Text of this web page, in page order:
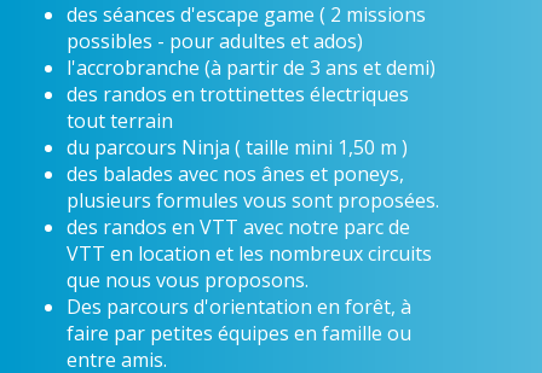
des séances d'escape game ( 2 missions
possibles - pour adultes et ados)
l'accrobranche (à partir de 3 ans et demi)
des randos en trottinettes électriques
tout terrain
du parcours Ninja ( taille mini 1,50 m )
des balades avec nos ânes et poneys,
plusieurs formules vous sont proposées.
des randos en VTT avec notre parc de
VTT en location et les nombreux circuits
que nous vous proposons.
Des parcours d'orientation en forêt, à
faire par petites équipes en famille ou
entre amis.